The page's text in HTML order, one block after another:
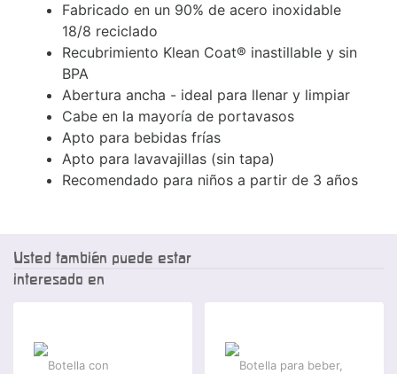
Fabricado en un 90% de acero inoxidable
18/8 reciclado
Recubrimiento Klean Coat® inastillable y sin
BPA
Abertura ancha - ideal para llenar y limpiar
Cabe en la mayoría de portavasos
Apto para bebidas frías
Apto para lavavajillas (sin tapa)
Recomendado para niños a partir de 3 años
Usted también puede estar
interesado en